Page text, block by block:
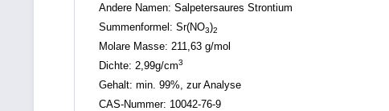
Andere Namen: Salpetersaures Strontium
Summenformel: Sr(NO3)2
Molare Masse: 211,63 g/mol
Dichte: 2,99g/cm3
Gehalt: min. 99%, zur Analyse
CAS-Nummer: 10042-76-9